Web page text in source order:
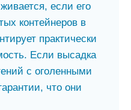
если его
контейнеров в
практически
Если высадка
с оголенными
что они